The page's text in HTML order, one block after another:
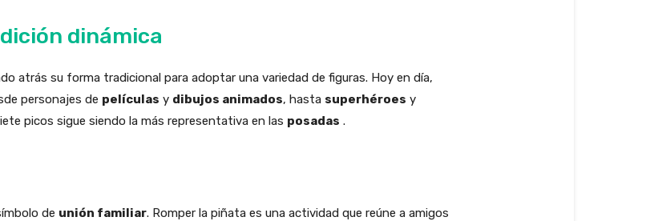
dinámica
atrás su forma tradicional para adoptar una variedad de figuras. Hoy en día,
personajes de películas y dibujos animados, hasta superhéroes y
picos sigue siendo la más representativa en las posadas .
de unión familiar. Romper la piñata es una actividad que reúne a amigos